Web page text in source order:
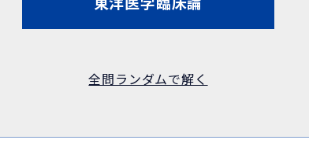
全問ランダムで解く